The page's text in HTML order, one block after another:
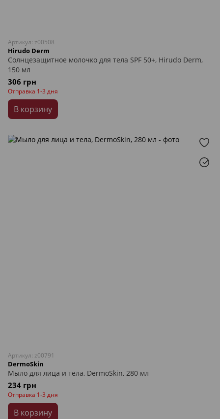
Артикул: z00508
Hirudo Derm
Солнцезащитное молочко для тела SPF 50+, Hirudo Derm,
150 мл
306 грн
Отправка 1-3 дня
В корзину
Артикул: z00791
DermoSkin
Мыло для лица и тела, DermoSkin, 280 мл
234 грн
Отправка 1-3 дня
В корзину